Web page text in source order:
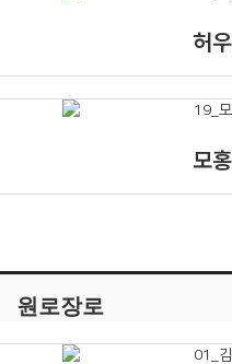
허
모
원로장로